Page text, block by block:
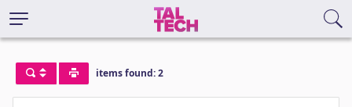
items found: 2